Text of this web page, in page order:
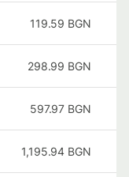
119.59 BGN
298.99 BGN
597.97 BGN
1,195.94 BGN